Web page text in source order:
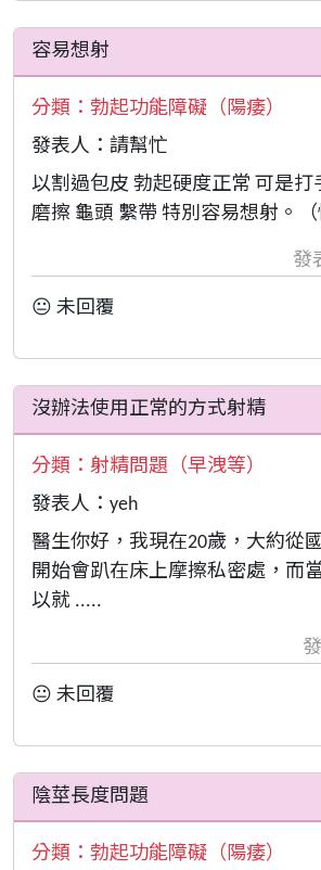
容易想射
分類： 勃起功能障礙（陽痿）
發表人：請幫忙
以割過包皮 勃起硬度正常 可是打
磨擦 龜頭 繫帶 特別容易想射。
發
😐 未回覆
沒辦法使用正常的方式射精
分類： 射精問題（早洩等）
發表人：yeh
醫生你好，我現在20歲，大約從
開始會趴在床上摩擦私密處，而
以就 .....
😐 未回覆
陰莖長度問題
分類： 勃起功能障礙（陽痿）